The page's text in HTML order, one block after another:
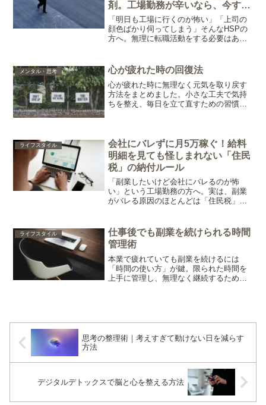
剤。工場勤務が辛いなら、今すぐ
「逃げ道」を作っておけ
「明日も工場に行くのが怖い」「上司の
顔色ばかり伺ってしまう」そんなHSPの
方へ。無理に転職活動をする必要はあり
る理由と、おすすめのサイトを紹介しま
す。
メンタル・思考 心が疲れた時の回復法
心が疲れた時に無理なく元気を取り戻す
方法をまとめました。小さな工夫で気持
ちを整え、毎日を立て直すための習慣を
ライフスタイル
会社にバレずに月5万稼ぐ！給料
明細を見ても怪しまれない「住民
税」の納付ルール
「副業したいけど会社にバレるのが怖
い」という工場勤務の方へ。実は、副業
がバレる原因のほとんどは「住民税」の
できる「会社に通知がいかない手続き
（普通徴収）」について分かりやすく解
説します。
ライフスタイル
仕事後でも副業を続けられる時間
管理術
本業で疲れていても副業を続けるには
「時間の使い方」が鍵。限られた時間を
上手に管理し、無理なく継続するための
思考の整理術｜考えすぎて動けない日を減らす
方法
デジタルデトックスで脳と心を整える方法